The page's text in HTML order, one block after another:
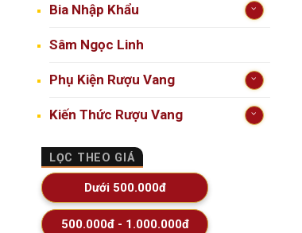
Bia Nhập Khẩu
Sâm Ngọc Linh
Phụ Kiện Rượu Vang
Kiến Thức Rượu Vang
LỌC THEO GIÁ
Dưới 500.000đ
500.000đ - 1.000.000đ